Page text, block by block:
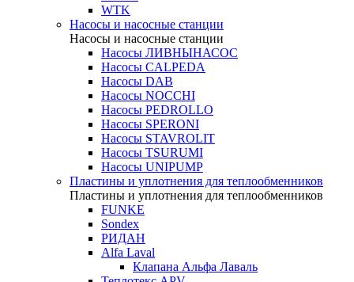
WTK
Насосы и насосные станции
Насосы и насосные станции
Насосы ЛИВНЫНАСОС
Насосы CALPEDA
Насосы DAB
Насосы NOCCHI
Насосы PEDROLLO
Насосы SPERONI
Насосы STAVROLIT
Насосы TSURUMI
Насосы UNIPUMP
Пластины и уплотнения для теплообменников
Пластины и уплотнения для теплообменников
FUNKE
Sondex
РИДАН
Alfa Laval
Клапана Альфа Лаваль